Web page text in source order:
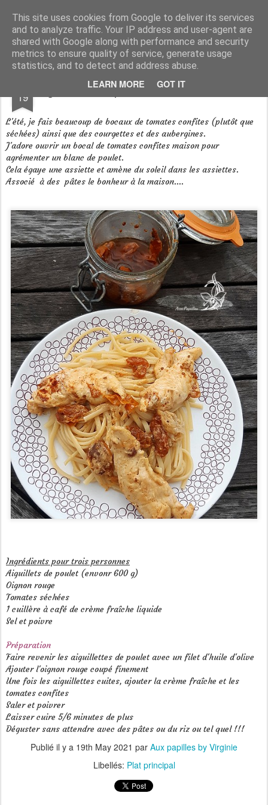
This site uses cookies from Google to deliver its services
and to analyze traffic. Your IP address and user-agent are
shared with Google along with performance and security
metrics to ensure quality of service, generate usage
statistics, and to detect and address abuse.
LEARN MORE GOT IT
Aux papilles by Virginie
19 Aiguillettes de poulet aux tomates confites
L'été, je fais beaucoup de bocaux de tomates confites (plutôt que
séchées) ainsi que des courgettes et des aubergines.
J'adore ouvrir un bocal de tomates confites maison pour
agrémenter un blanc de poulet.
Cela égaye une assiette et amène du soleil dans les assiettes.
Associé à des pâtes le bonheur à la maison....
Ingrédients pour trois personnes
Aiguillets de poulet (envonr 600 g)
Oignon rouge
Tomates séchées
1 cuillère à café de crème fraîche liquide
Sel et poivre
Préparation
Faire revenir les aiguillettes de poulet avec un filet d'huile d'olive
Ajouter l'oignon rouge coupé finement
Une fois les aiguillettes cuites, ajouter la crème fraîche et les
tomates confites
Saler et poivrer
Laisser cuire 5/6 minutes de plus
Déguster sans attendre avec des pâtes ou du riz ou tel quel !!!
Publié il y a 19th May 2021 par Aux papilles by Virginie
Libellés: Plat principal